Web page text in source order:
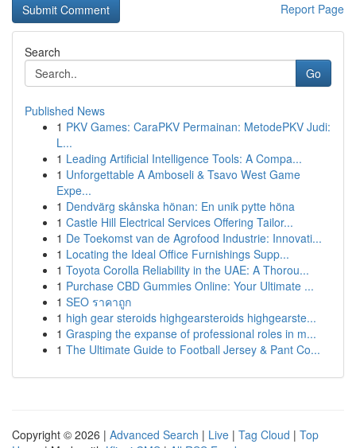
Report Page
Search
Go
Published News
1 PKV Games: CaraPKV Permainan: MetodePKV Judi:
L...
1 Leading Artificial Intelligence Tools: A Compa...
1 Unforgettable A Amboseli & Tsavo West Game
Expe...
1 Dendvärg skånska hönan: En unik pytte höna
1 Castle Hill Electrical Services Offering Tailor...
1 De Toekomst van de Agrofood Industrie: Innovati...
1 Locating the Ideal Office Furnishings Supp...
1 Toyota Corolla Reliability in the UAE: A Thorou...
1 Purchase CBD Gummies Online: Your Ultimate ...
1 SEO ราคาถูก
1 high gear steroids highgearsteroids highgearste...
1 Grasping the expanse of professional roles in m...
1 The Ultimate Guide to Football Jersey & Pant Co...
Copyright © 2026 | Advanced Search | Live | Tag Cloud | Top